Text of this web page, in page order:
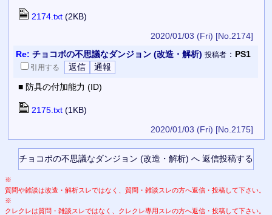
2174.txt(2KB)
2020/01/03 (Fri) [No.2174]
Re: チョコボの不思議なダンジョン (改造・解析) 投稿者： PS1
引用する
■ 防具の付加能力 (ID)
2175.txt(1KB)
2020/01/03 (Fri) [No.2175]
※
質問や雑談は改造・解析スレではなく、質問・雑談スレの方へ返信・投稿して下さい。
※
クレクレは質問・雑談スレではなく、クレクレ専用スレの方へ返信・投稿して下さい。